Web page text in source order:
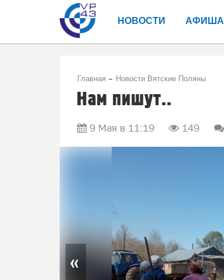
НОВОСТИ АФИША
Главная Новости Вятские Поляны
Нам пишут..
9 Мая в 11:19 149
«